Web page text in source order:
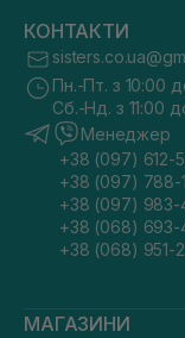
КОНТАКТИ
Пн.-Пт. з 10:00
Сб.-Нд. з 11:00
Менеджер
+38 (097) 612-
+38 (097) 788-
+38 (097) 983-
+38 (068) 693-
+38 (068) 951-
МАГАЗИНИ